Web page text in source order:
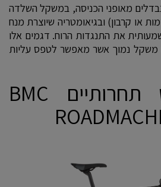
מאופני הכניסה, במשקל השלדה
או קרבון) ובגיאומטריה שיוצרת מנח
את התנגדות הרוח. דגמים אלו
משקל נמוך אשר מאפשר לטפס עליות
אופני כביש תחרותיים BMC